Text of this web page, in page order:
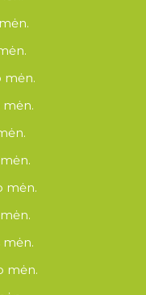
mėn.
mėn.
mėn.
mėn.
mėn.